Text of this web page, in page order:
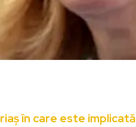
în care este